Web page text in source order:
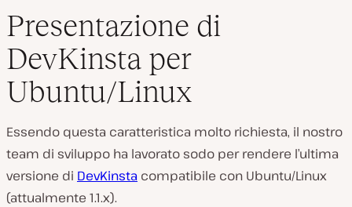
Presentazione di
DevKinsta per
Ubuntu/Linux
Essendo questa caratteristica molto richiesta, il nostro
team di sviluppo ha lavorato sodo per rendere l’ultima
versione di DevKinsta compatibile con Ubuntu/Linux
(attualmente 1.1.x).